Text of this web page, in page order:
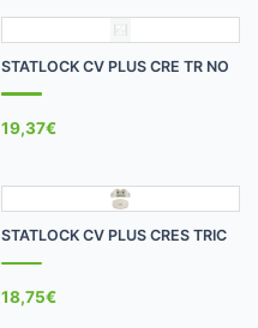
STATLOCK CV PLUS CRE TR NO
19,37€
STATLOCK CV PLUS CRES TRIC
18,75€